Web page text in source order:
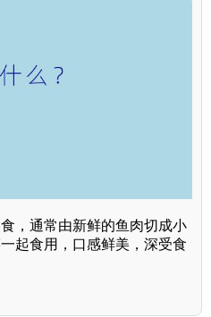
，通常由新鲜的鱼肉切成小
起食用，口感鲜美，深受食